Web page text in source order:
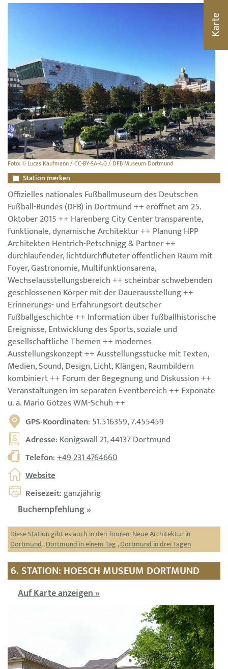
Foto: © Lucas Kaufmann / CC-BY-SA-4.0 / DFB Museum Dortmund
Station merken
Offizielles nationales Fußballmuseum des Deutschen
Fußball-Bundes (DFB) in Dortmund ++ eröffnet am 25.
Oktober 2015 ++ Harenberg City Center transparente,
funktionale, dynamische Architektur ++ Planung HPP
Architekten Hentrich-Petschnigg & Partner ++
durchlaufender, lichtdurchfluteter öffentlichen Raum mit
Foyer, Gastronomie, Multifunktionsarena,
Wechselausstellungsbereich ++ scheinbar schwebenden
geschlossenen Körper mit der Dauerausstellung ++
Erinnerungs- und Erfahrungsort deutscher
Fußballgeschichte ++ Information über fußballhistorische
Ereignisse, Entwicklung des Sports, soziale und
gesellschaftliche Themen ++ modernes
Ausstellungskonzept ++ Ausstellungsstücke mit Texten,
Medien, Sound, Design, Licht, Klängen, Raumbildern
kombiniert ++ Forum der Begegnung und Diskussion ++
Veranstaltungen im separaten Eventbereich ++ Exponate
u. a. Mario Götzes WM-Schuh ++
GPS-Koordinaten: 51.516359, 7.455459
Adresse: Königswall 21, 44137 Dortmund
Telefon:+49 231 4764660
Website
Reisezeit: ganzjährig
Buchempfehlung »
Diese Station gibt es auch in den Touren:Neue Architektur in
Dortmund,Dortmund in einem Tag ,Dortmund in drei Tagen
6. STATION: HOESCH MUSEUM DORTMUND
Auf Karte anzeigen »
Karte